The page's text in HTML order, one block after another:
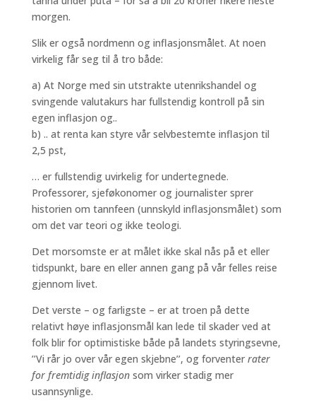
morgen.
Slik er også nordmenn og inflasjonsmålet. At noen
virkelig får seg til å tro både:
a) At Norge med sin utstrakte utenrikshandel og
svingende valutakurs har fullstendig kontroll på sin
egen inflasjon og..
b) .. at renta kan styre vår selvbestemte inflasjon til
2,5 pst,
… er fullstendig uvirkelig for undertegnede.
Professorer, sjeføkonomer og journalister sprer
historien om tannfeen (unnskyld inflasjonsmålet) som
om det var teori og ikke teologi.
Det morsomste er at målet ikke skal nås på et eller
tidspunkt, bare en eller annen gang på vår felles reise
gjennom livet.
Det verste – og farligste – er at troen på dette
relativt høye inflasjonsmål kan lede til skader ved at
folk blir for optimistiske både på landets styringsevne,
’’Vi rår jo over vår egen skjebne’’, og forventer rater
for fremtidig inflasjon som virker stadig mer
usannsynlige.